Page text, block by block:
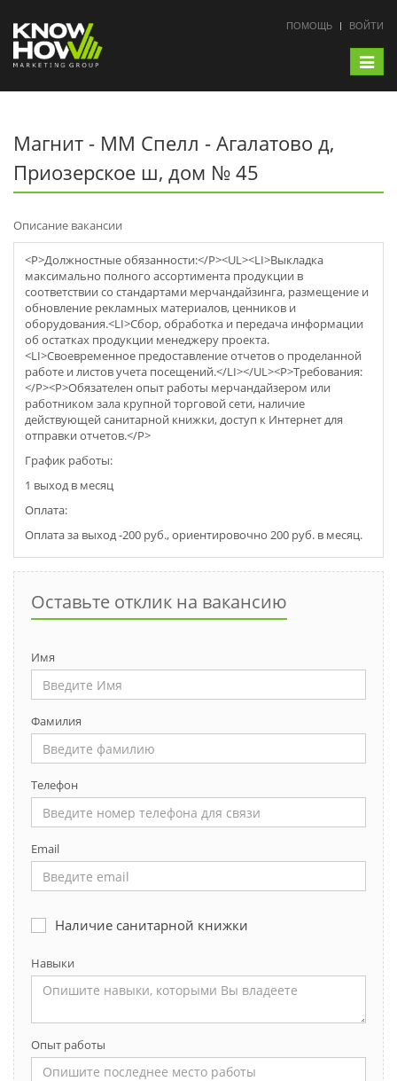
ПОМОЩЬ ВОЙТИ
Toggle
Магнит - ММ Спелл - Агалатово д,
Приозерское ш, дом № 45
Описание вакансии
<P>Должностные обязанности:</P><UL><LI>Выкладка
максимально полного ассортимента продукции в
соответствии со стандартами мерчaндайзинга, размещение и
обновление рекламных материалов, ценников и
оборудования.<LI>Сбор, обработка и передача информации
об остатках продукции менеджеру проекта.
<LI>Своевременное предоставление отчетов о проделанной
работе и листов учета посещений.</LI></UL><P>Требования:
</P><P>Обязателен опыт работы мерчaндайзером или
работником зала крупной торговой сети, наличие
действующей санитарной книжки, доступ к Интернет для
отправки отчетов.</P>
График работы:
1 выход в месяц
Оплата:
Оплата за выход -200 руб., ориентировочно 200 руб. в месяц.
Оставьте отклик на вакансию
Имя
Фамилия
Телефон
Email
Наличие санитарной книжки
Навыки
Опыт работы